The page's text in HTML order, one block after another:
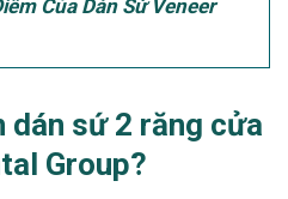
Của Dán Sứ Veneer
dán sứ 2 răng cửa
Group?